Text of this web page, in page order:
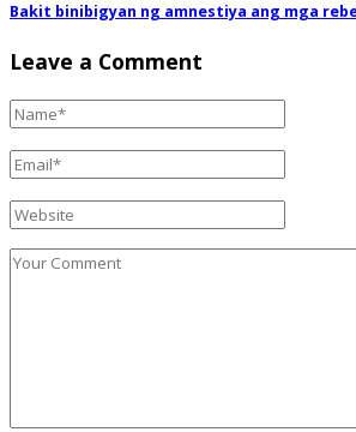
Bakit binibigyan ng amnestiya ang mga
Leave a Comment